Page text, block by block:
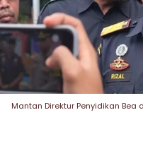
Mantan Direktur Penyidikan